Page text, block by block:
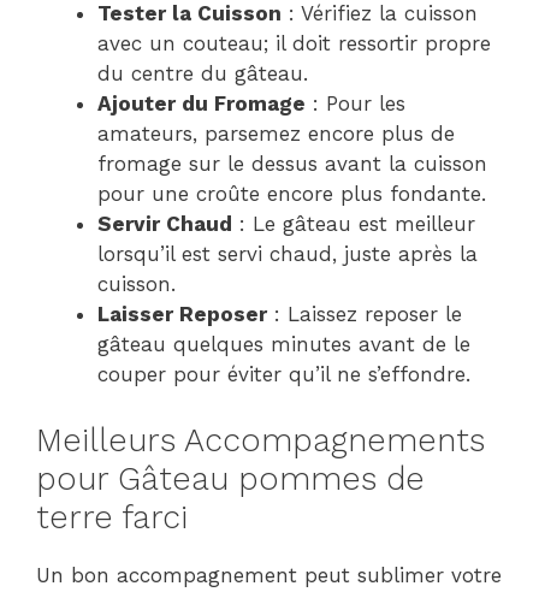
Tester la Cuisson : Vérifiez la cuisson
avec un couteau; il doit ressortir propre
du centre du gâteau.
Ajouter du Fromage : Pour les
amateurs, parsemez encore plus de
fromage sur le dessus avant la cuisson
pour une croûte encore plus fondante.
Servir Chaud : Le gâteau est meilleur
lorsqu’il est servi chaud, juste après la
cuisson.
Laisser Reposer: Laissez reposer le
gâteau quelques minutes avant de le
couper pour éviter qu’il ne s’effondre.
Meilleurs Accompagnements
pour Gâteau pommes de
terre farci
Un bon accompagnement peut sublimer votre